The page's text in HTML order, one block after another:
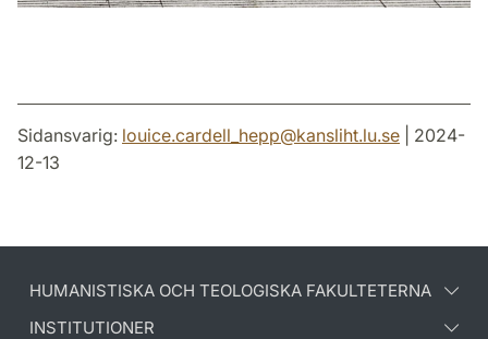
Sidansvarig: louice.cardell_hepp@kansliht.lu.se | 2024-
12-13
HUMANISTISKA OCH TEOLOGISKA FAKULTETERNA
INSTITUTIONER